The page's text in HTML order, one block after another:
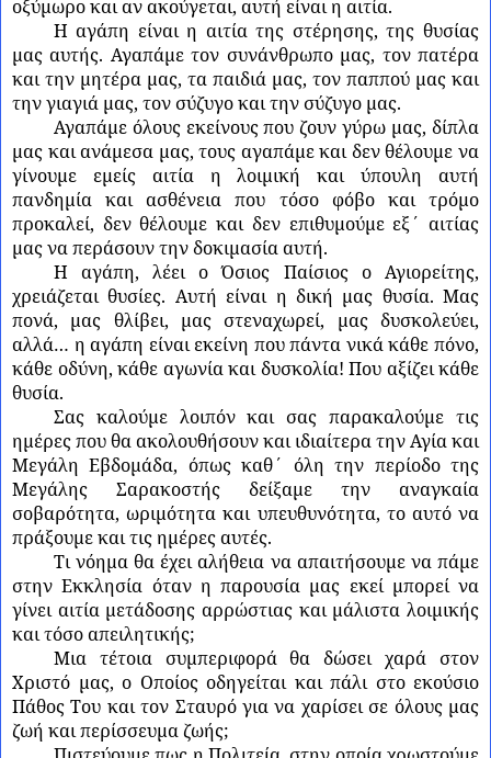
οξύμωρο και αν ακούγεται, αυτή είναι η αιτία.
Η αγάπη είναι η αιτία της στέρησης, της θυσίας
μας αυτής. Αγαπάμε τον συνάνθρωπο μας, τον πατέρα
και την μητέρα μας, τα παιδιά μας, τον παππού μας και
την γιαγιά μας, τον σύζυγο και την σύζυγο μας.
Αγαπάμε όλους εκείνους που ζουν γύρω μας, δίπλα
μας και ανάμεσα μας, τους αγαπάμε και δεν θέλουμε να
γίνουμε εμείς αιτία η λοιμική και ύπουλη αυτή
πανδημία και ασθένεια που τόσο φόβο και τρόμο
προκαλεί, δεν θέλουμε και δεν επιθυμούμε εξ΄ αιτίας
μας να περάσουν την δοκιμασία αυτή.
Η αγάπη, λέει ο Όσιος Παίσιος ο Αγιορείτης,
χρειάζεται θυσίες. Αυτή είναι η δική μας θυσία. Μας
πονά, μας θλίβει, μας στεναχωρεί, μας δυσκολεύει,
αλλά… η αγάπη είναι εκείνη που πάντα νικά κάθε πόνο,
κάθε οδύνη, κάθε αγωνία και δυσκολία! Που αξίζει κάθε
θυσία.
Σας καλούμε λοιπόν και σας παρακαλούμε τις
ημέρες που θα ακολουθήσουν και ιδιαίτερα την Αγία και
Μεγάλη Εβδομάδα, όπως καθ΄ όλη την περίοδο της
Μεγάλης Σαρακοστής δείξαμε την αναγκαία
σοβαρότητα, ωριμότητα και υπευθυνότητα, το αυτό να
πράξουμε και τις ημέρες αυτές.
Τι νόημα θα έχει αλήθεια να απαιτήσουμε να πάμε
στην Εκκλησία όταν η παρουσία μας εκεί μπορεί να
γίνει αιτία μετάδοσης αρρώστιας και μάλιστα λοιμικής
και τόσο απειλητικής;
Μια τέτοια συμπεριφορά θα δώσει χαρά στον
Χριστό μας, ο Οποίος οδηγείται και πάλι στο εκούσιο
Πάθος Του και τον Σταυρό για να χαρίσει σε όλους μας
ζωή και περίσσευμα ζωής;